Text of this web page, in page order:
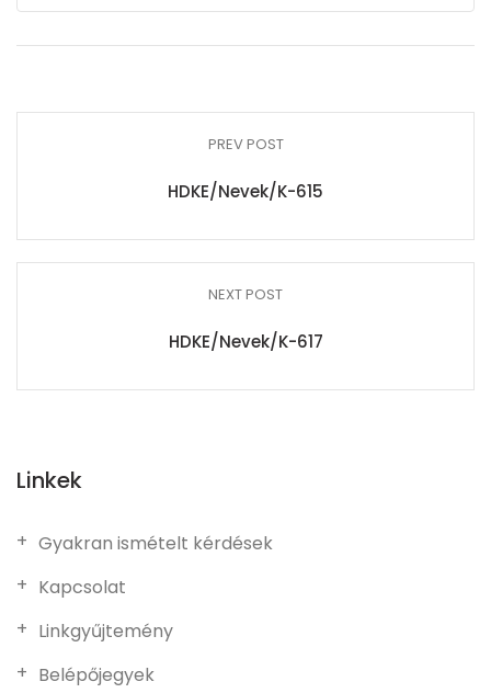
PREV POST
HDKE/Nevek/K-615
NEXT POST
HDKE/Nevek/K-617
Linkek
Gyakran ismételt kérdések
Kapcsolat
Linkgyűjtemény
Belépőjegyek